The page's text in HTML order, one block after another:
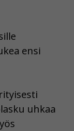
ensi
uhkaa